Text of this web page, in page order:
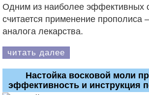
Одним из наиболее эффективных
считается применение прополиса
аналога лекарства.
читать далее
Настойка восковой моли
эффективность и инструкция